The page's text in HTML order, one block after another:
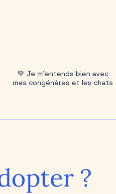
💚 Je m'entends bien avec
mes congénères et les chats
?